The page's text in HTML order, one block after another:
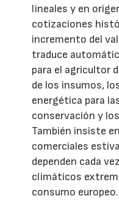
lineales y en
cotizaciones
incremento del
traduce
para el agricultor
de los insumos,
energética para
conservación y
También insiste
comerciales
dependen cada
climáticos
consumo europeo.